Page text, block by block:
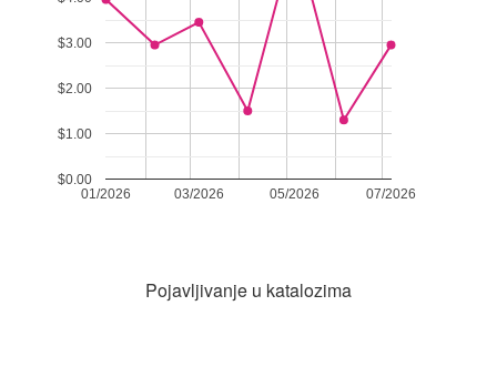
01/2026 03/2026 05/2026 07/2026
$0.00
$1.00
$2.00
$3.00
Pojavljivanje u katalozima